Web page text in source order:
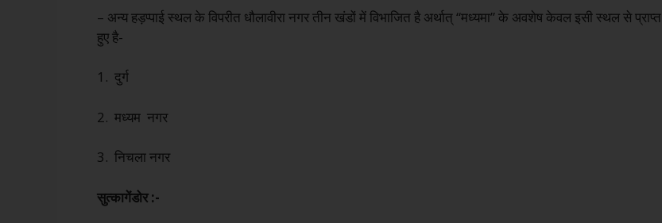
– अन्य हड़प्पाई स्थल के विपरीत धौलावीरा नगर तीन खंडों में विभाजित है अर्थात् “मध्यमा” के अवशेष केवल इसी स्थल से प्राप्त
हुए है-
1. दुर्ग
2. मध्यम नगर
3. निचला नगर
सुत्कागेंडोर :-